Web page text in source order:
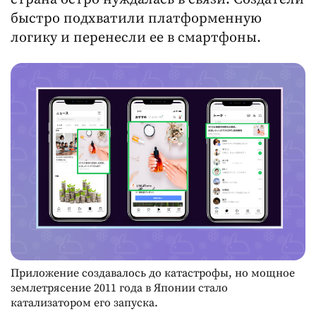
быстро подхватили платформенную
логику и перенесли ее в смартфоны.
Приложение создавалось до катастрофы, но мощное
землетрясение 2011 года в Японии стало
катализатором его запуска.